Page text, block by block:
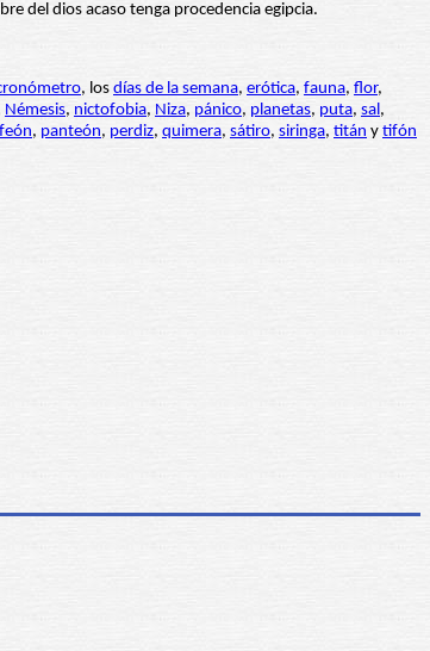
del dios acaso tenga procedencia egipcia.
, los días de la semana, erótica, fauna, flor,
Némesis, nictofobia, Niza, pánico, planetas, puta, sal,
, panteón, perdiz, quimera, sátiro, siringa, titán y tifón